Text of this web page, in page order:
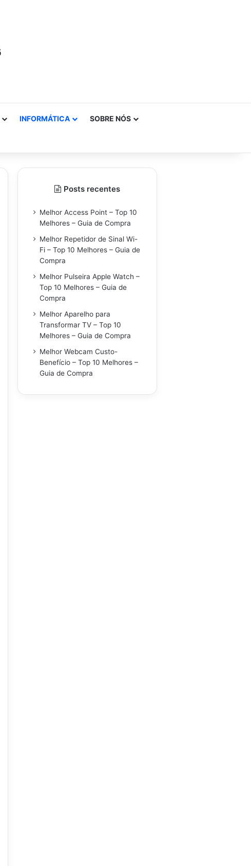
INFORMÁTICA SOBRE NÓS
Posts recentes
Melhor Access Point – Top 10
Melhores – Guia de Compra
Melhor Repetidor de Sinal Wi-
Fi – Top 10 Melhores – Guia de
Compra
Melhor Pulseira Apple Watch –
Top 10 Melhores – Guia de
Compra
Melhor Aparelho para
Transformar TV – Top 10
Melhores – Guia de Compra
Melhor Webcam Custo-
Benefício – Top 10 Melhores –
Guia de Compra